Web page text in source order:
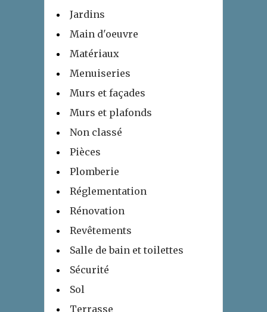
Jardins
Main d'oeuvre
Matériaux
Menuiseries
Murs et façades
Murs et plafonds
Non classé
Pièces
Plomberie
Réglementation
Rénovation
Revêtements
Salle de bain et toilettes
Sécurité
Sol
Terrasse